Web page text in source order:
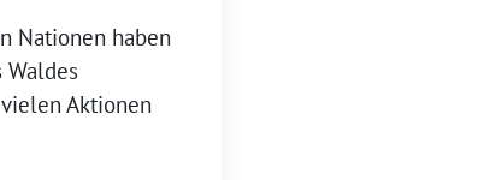
Nationen haben
Waldes
Aktionen